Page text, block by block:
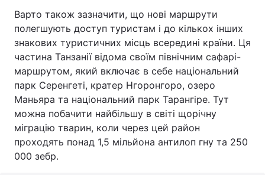
Варто також зазначити, що нові маршрути
полегшують доступ туристам і до кількох інших
знакових туристичних місць всередині країни. Ця
частина Танзанії відома своїм північним сафарі-
маршрутом, який включає в себе національний
парк Серенгеті, кратер Нгоронгоро, озеро
Маньяра та національний парк Тарангіре. Тут
можна побачити найбільшу в світі щорічну
міграцію тварин, коли через цей район
проходять понад 1,5 мільйона антилоп гну та 250
000 зебр.